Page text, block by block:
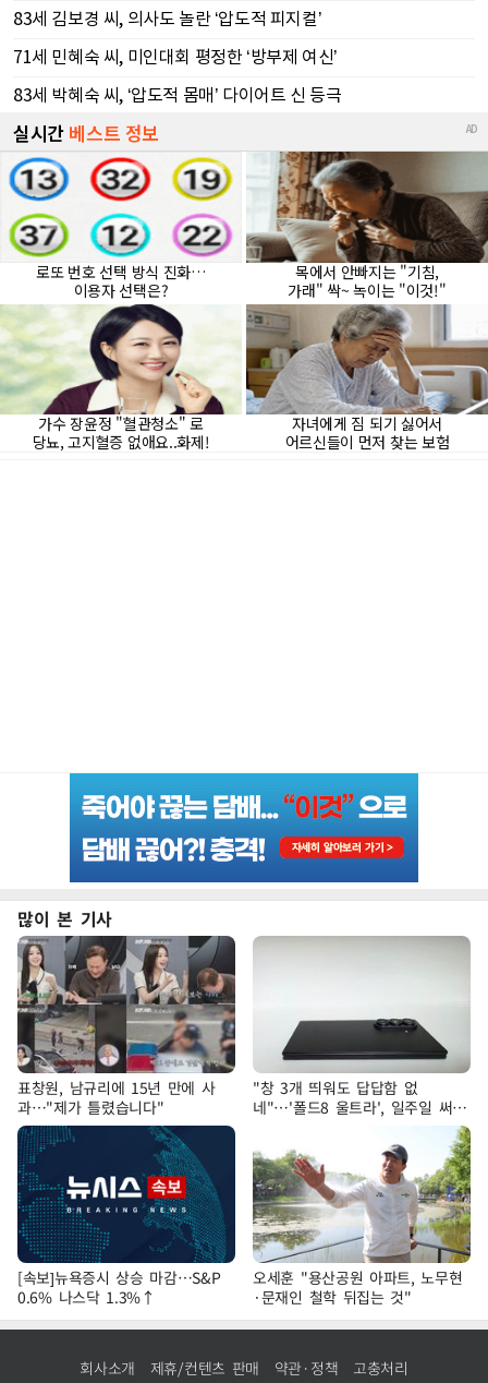
많이 본 기사
표창원, 남규리에 15년 만에 사
과…"제가 틀렸습니다"
"창 3개 띄워도 답답함 없
네"…'폴드8 울트라', 일주일 써보
[속보]뉴욕증시 상승 마감…S&P
0.6% 나스닥 1.3%↑
오세훈 "용산공원 아파트, 노무현
·문재인 철학 뒤집는 것"
회사소개 제휴/컨텐츠 판매 약관·정책 고충처리